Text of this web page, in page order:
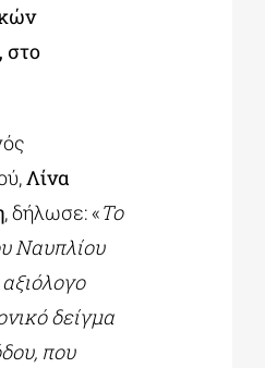
στο
Λίνα
, δήλωσε: «Το
Ναυπλίου
δείγμα
που